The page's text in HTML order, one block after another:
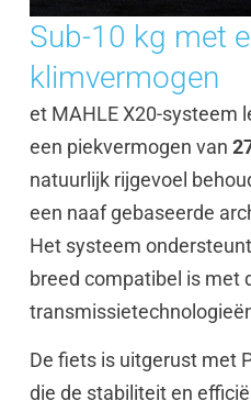
Sub-10 kg met
klimvermogen
et MAHLE X20-systeem
een piekvermogen van
natuurlijk rijgevoel
een naaf gebaseerde
Het systeem ondersteunt
breed compatibel is met
De fiets is uitgerust met
die de stabiliteit en